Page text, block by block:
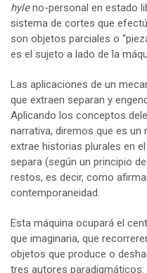
hyleno-personal en estado
sistema de cortes que
son objetos parciales o
es el sujeto a lado de la
Las aplicaciones de un
que extraen separan y
Aplicando los conceptos
narrativa, diremos que es
extrae historias plurales en
separa (según un principio
restos, es decir, como
contemporaneidad.
Esta máquina ocupará el
que imaginaria, que
objetos que produce o
tres autores paradigmáticos: